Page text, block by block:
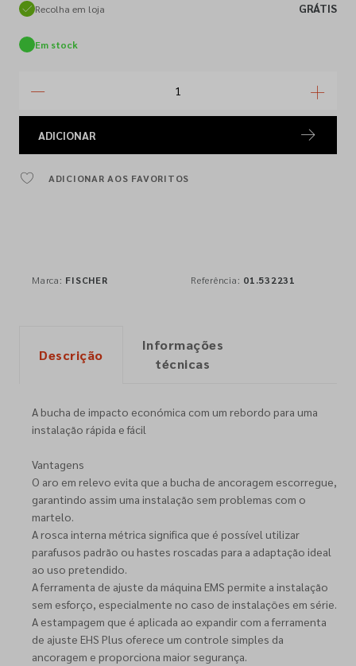
Recolha em loja
GRÁTIS
Em stock
ADICIONAR
ADICIONAR AOS FAVORITOS
Marca: FISCHER Referência: 01.532231
Descrição
Informações
técnicas
A bucha de impacto económica com um rebordo para uma
instalação rápida e fácil
Vantagens
O aro em relevo evita que a bucha de ancoragem escorregue,
garantindo assim uma instalação sem problemas com o
martelo.
A rosca interna métrica significa que é possível utilizar
parafusos padrão ou hastes roscadas para a adaptação ideal
ao uso pretendido.
A ferramenta de ajuste da máquina EMS permite a instalação
sem esforço, especialmente no caso de instalações em série.
A estampagem que é aplicada ao expandir com a ferramenta
de ajuste EHS Plus oferece um controle simples da
ancoragem e proporciona maior segurança.